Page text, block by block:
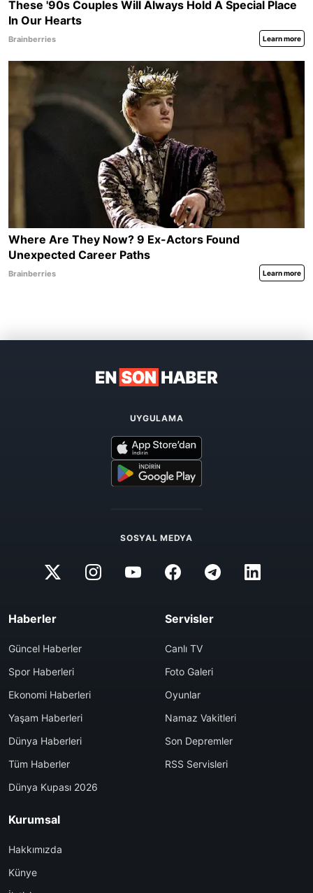
UYGULAMA
SOSYAL MEDYA
Haberler
Güncel Haberler
Spor Haberleri
Ekonomi Haberleri
Yaşam Haberleri
Dünya Haberleri
Tüm Haberler
Dünya Kupası 2026
Servisler
Canlı TV
Foto Galeri
Oyunlar
Namaz Vakitleri
Son Depremler
RSS Servisleri
Kurumsal
Hakkımızda
Künye